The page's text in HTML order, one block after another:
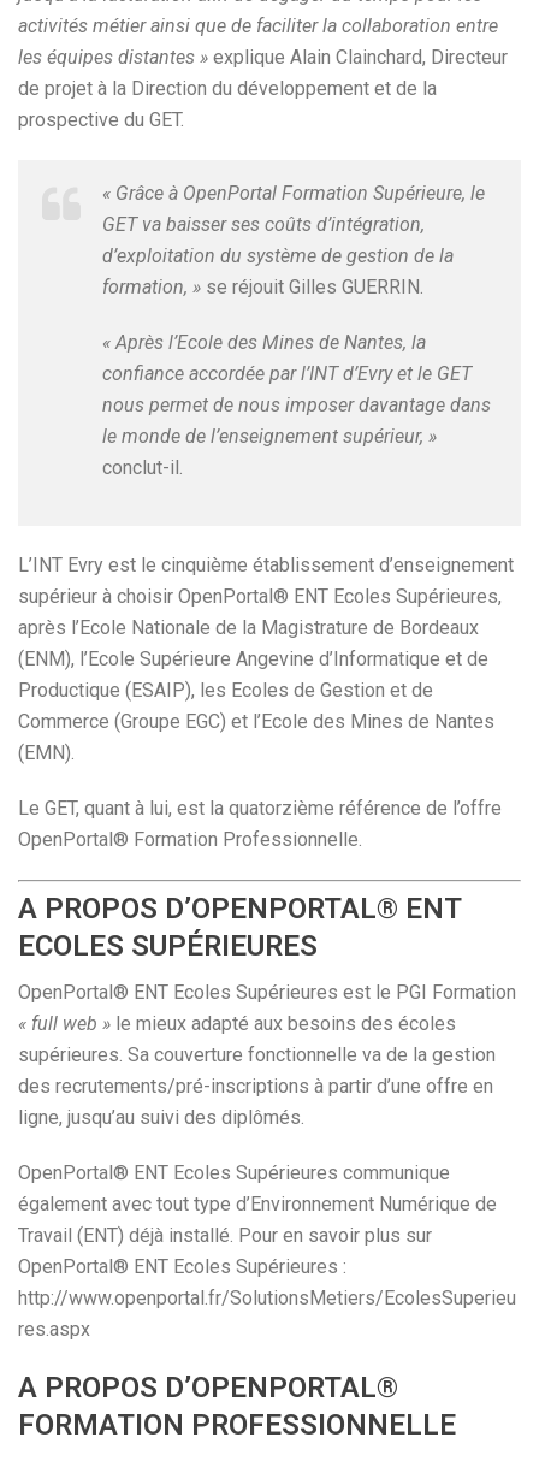
activités métier ainsi que de faciliter la collaboration entre
les équipes distantes » explique Alain Clainchard, Directeur
de projet à la Direction du développement et de la
prospective du GET.
« Grâce à OpenPortal Formation Supérieure, le
GET va baisser ses coûts d’intégration,
d’exploitation du système de gestion de la
formation, » se réjouit Gilles GUERRIN.
« Après l’Ecole des Mines de Nantes, la
confiance accordée par l’INT d’Evry et le GET
nous permet de nous imposer davantage dans
le monde de l’enseignement supérieur, »
conclut-il.
L’INT Evry est le cinquième établissement d’enseignement
supérieur à choisir OpenPortal® ENT Ecoles Supérieures,
après l’Ecole Nationale de la Magistrature de Bordeaux
(ENM), l’Ecole Supérieure Angevine d’Informatique et de
Productique (ESAIP), les Ecoles de Gestion et de
Commerce (Groupe EGC) et l’Ecole des Mines de Nantes
(EMN).
Le GET, quant à lui, est la quatorzième référence de l’offre
OpenPortal® Formation Professionnelle.
A PROPOS D’OPENPORTAL® ENT
ECOLES SUPÉRIEURES
OpenPortal® ENT Ecoles Supérieures est le PGI Formation
« full web » le mieux adapté aux besoins des écoles
supérieures. Sa couverture fonctionnelle va de la gestion
des recrutements/pré-inscriptions à partir d’une offre en
ligne, jusqu’au suivi des diplômés.
OpenPortal® ENT Ecoles Supérieures communique
également avec tout type d’Environnement Numérique de
Travail (ENT) déjà installé. Pour en savoir plus sur
OpenPortal® ENT Ecoles Supérieures :
http://www.openportal.fr/SolutionsMetiers/EcolesSuperieu
res.aspx
A PROPOS D’OPENPORTAL®
FORMATION PROFESSIONNELLE